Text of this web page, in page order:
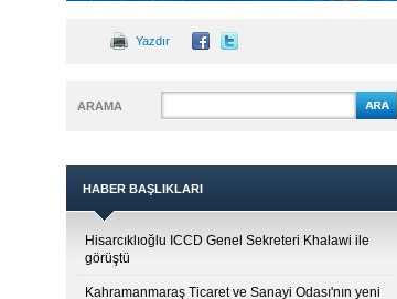
Yazdır
ARAMA
HABER BAŞLIKLARI
Hisarcıklıoğlu ICCD Genel Sekreteri Khalawi ile
görüştü
Kahramanmaraş Ticaret ve Sanayi Odası'nın yeni